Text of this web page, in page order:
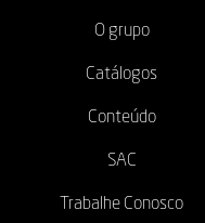
O grupo
Catálogos
Conteúdo
SAC
Trabalhe Conosco